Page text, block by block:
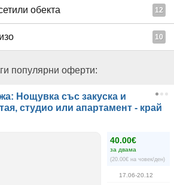
обекта 12
10
популярни оферти:
Нощувка със закуска и
студио или апартамент - край
40.00€
за двама
(20.00€ на човек/ден)
17.06-20.12